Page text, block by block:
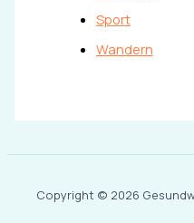
Sport
Wandern
Copyright © 2026